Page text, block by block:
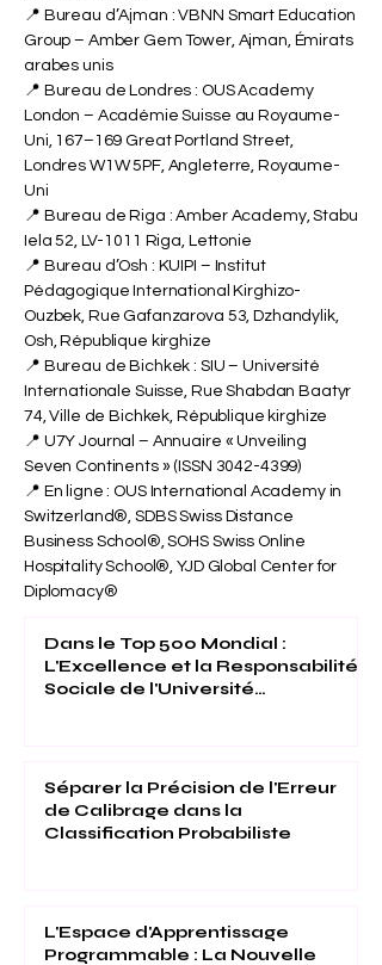
📍 Bureau d’Ajman : VBNN Smart Education
Group – Amber Gem Tower, Ajman, Émirats
arabes unis
📍 Bureau de Londres : OUS Academy
London – Académie Suisse au Royaume-
Uni, 167–169 Great Portland Street,
Londres W1W 5PF, Angleterre, Royaume-
Uni
📍 Bureau de Riga : Amber Academy, Stabu
Iela 52, LV-1011 Riga, Lettonie
📍 Bureau d’Osh : KUIPI – Institut
Pédagogique International Kirghizo-
Ouzbek, Rue Gafanzarova 53, Dzhandylik,
Osh, République kirghize
📍 Bureau de Bichkek : SIU – Université
Internationale Suisse, Rue Shabdan Baatyr
74, Ville de Bichkek, République kirghize
📍 U7Y Journal – Annuaire « Unveiling
Seven Continents » (ISSN 3042-4399)
📍 En ligne : OUS International Academy in
Switzerland®, SDBS Swiss Distance
Business School®, SOHS Swiss Online
Hospitality School®, YJD Global Center for
Diplomacy®
Dans le Top 500 Mondial :
L'Excellence et la Responsabilité
Sociale de l'Université
Séparer la Précision de l'Erreur
de Calibrage dans la
Classification Probabiliste
L'Espace d'Apprentissage
Programmable : La Nouvelle